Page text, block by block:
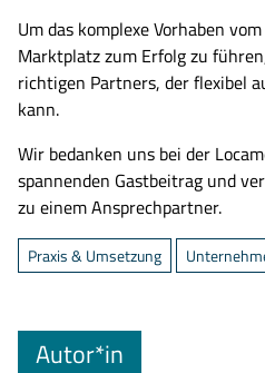
Um das komplexe Vorhaben
Marktplatz zum Erfolg zu
richtigen Partners, der flexibel
kann.
Wir bedanken uns bei der
spannenden Gastbeitrag und
zu einem Ansprechpartner.
Praxis & Umsetzung
Autor*in